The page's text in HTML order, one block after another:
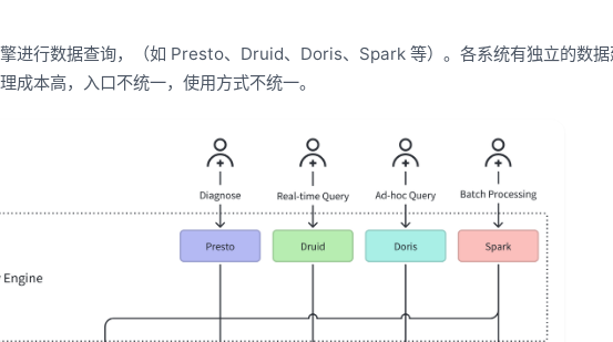
进行数据查询，（如 Presto、Druid、Doris、Spark 等）。各系统有独立的数据
成本高，入口不统一，使用方式不统一。